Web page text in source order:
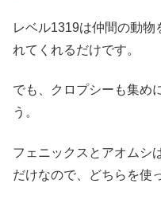
レベル1319は仲間の動物
れてくれるだけです。
でも、クロプシーも集め
う。
フェニックスとアオムシ
だけなので、どちらを使